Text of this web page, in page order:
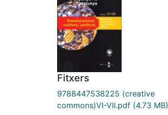
Fitxers
9788447538225 (creative
commons)VI-VII.pdf (4.73 MB)